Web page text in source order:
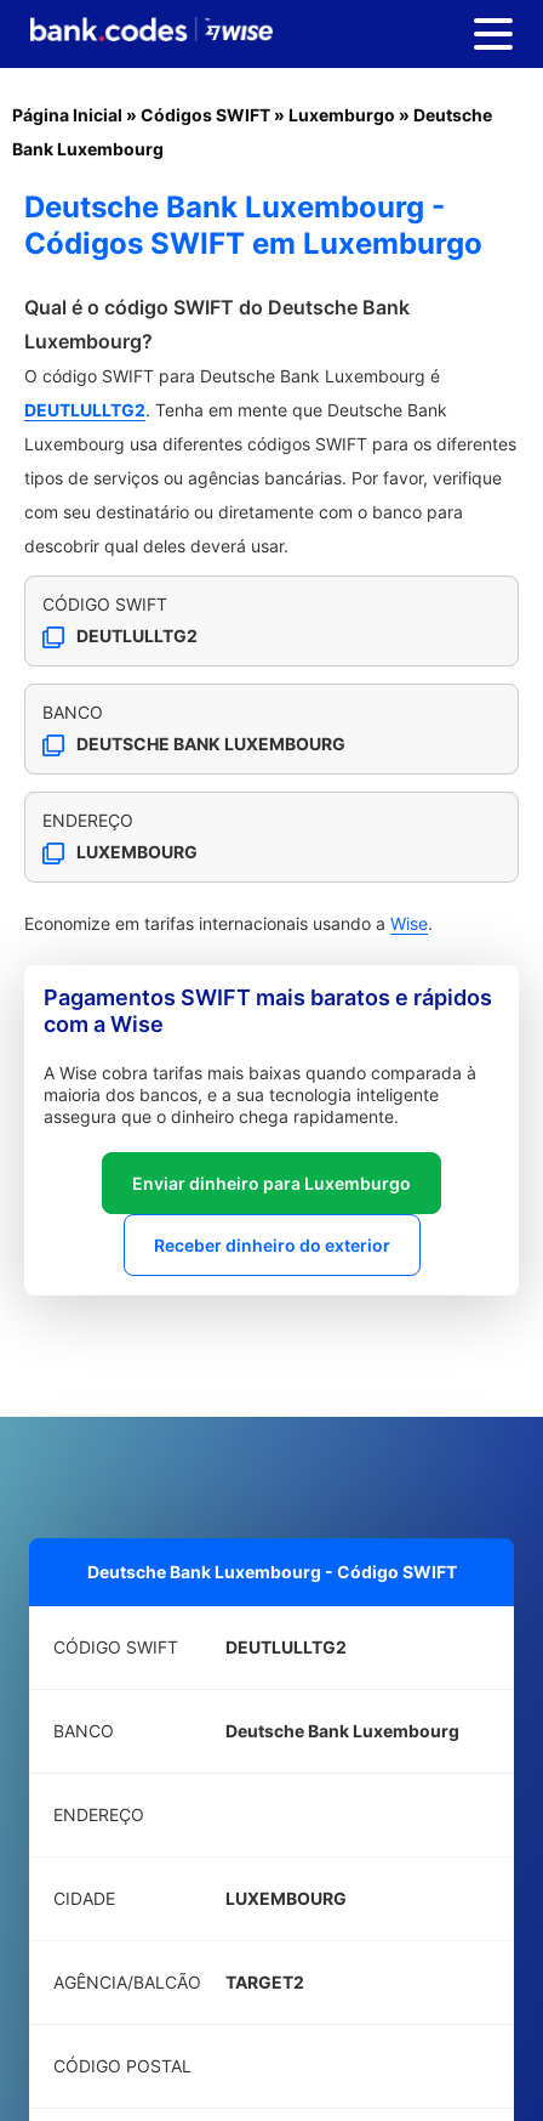
Página Inicial » Códigos SWIFT » Luxemburgo » Deutsche
Bank Luxembourg
Deutsche Bank Luxembourg -
Códigos SWIFT em Luxemburgo
Qual é o código SWIFT do Deutsche Bank
Luxembourg?
O código SWIFT para Deutsche Bank Luxembourg é
DEUTLULLTG2. Tenha em mente que Deutsche Bank
Luxembourg usa diferentes códigos SWIFT para os diferentes
tipos de serviços ou agências bancárias. Por favor, verifique
com seu destinatário ou diretamente com o banco para
descobrir qual deles deverá usar.
CÓDIGO SWIFT
DEUTLULLTG2
BANCO
DEUTSCHE BANK LUXEMBOURG
ENDEREÇO
LUXEMBOURG
Economize em tarifas internacionais usando a Wise.
Pagamentos SWIFT mais baratos e rápidos
com a Wise
A Wise cobra tarifas mais baixas quando comparada à
maioria dos bancos, e a sua tecnologia inteligente
assegura que o dinheiro chega rapidamente.
Enviar dinheiro para Luxemburgo
Receber dinheiro do exterior
Deutsche Bank Luxembourg - Código SWIFT
CÓDIGO SWIFT DEUTLULLTG2
BANCO Deutsche Bank Luxembourg
ENDEREÇO
CIDADE LUXEMBOURG
AGÊNCIA/BALCÃO TARGET2
CÓDIGO POSTAL